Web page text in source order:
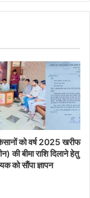
को वर्ष 2025 खरीफ
की बीमा राशि दिलाने हेतु
को सौंपा ज्ञापन